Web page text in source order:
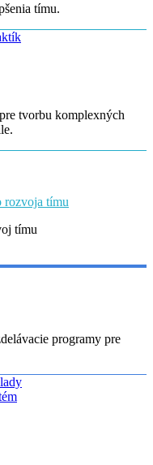
tímu.
tvorbu komplexných
rozvoja tímu
tímu
programy pre